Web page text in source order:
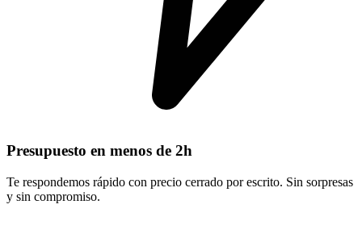
Presupuesto en menos de 2h
Te respondemos rápido con precio cerrado por escrito. Sin sorpresas
y sin compromiso.